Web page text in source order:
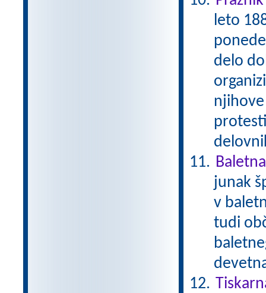
leto
delo
njihove
junak
v
tudi